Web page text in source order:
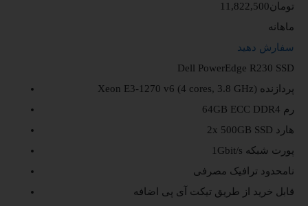
11,822,500تومان
ماهانه
سفارش دهید
Dell PowerEdge R230 SSD
Xeon E3-1270 v6 (4 cores, 3.8 GHz) پردازنده
64GB ECC DDR4 رم
2x 500GB SSD هارد
1Gbit/s پورت شبکه
نامحدود ترافیک مصرفی
قابل خرید از طریق تیکت آی پی اضافه